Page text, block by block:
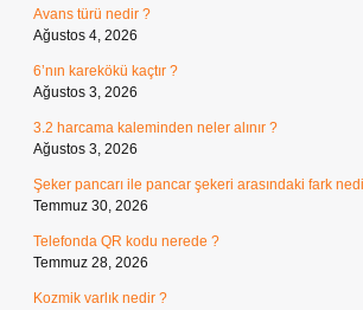
Avans türü nedir ?
Ağustos 4, 2026
6’nın karekökü kaçtır ?
Ağustos 3, 2026
3.2 harcama kaleminden neler alınır ?
Ağustos 3, 2026
Şeker pancarı ile pancar şekeri arasındaki fark
Temmuz 30, 2026
Telefonda QR kodu nerede ?
Temmuz 28, 2026
Kozmik varlık nedir ?